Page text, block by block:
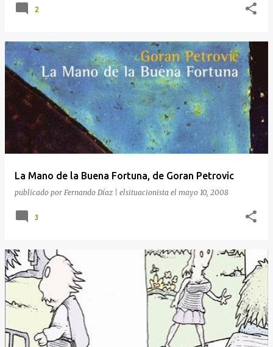
2
La Mano de la Buena Fortuna, de Goran Petrovic
publicado por Fernando Díaz | elsituacionista el mayo 10, 2008
3